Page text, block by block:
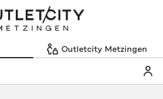
Outletcity Metzingen